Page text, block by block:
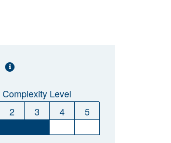
Complexity Level
2 3 4
5